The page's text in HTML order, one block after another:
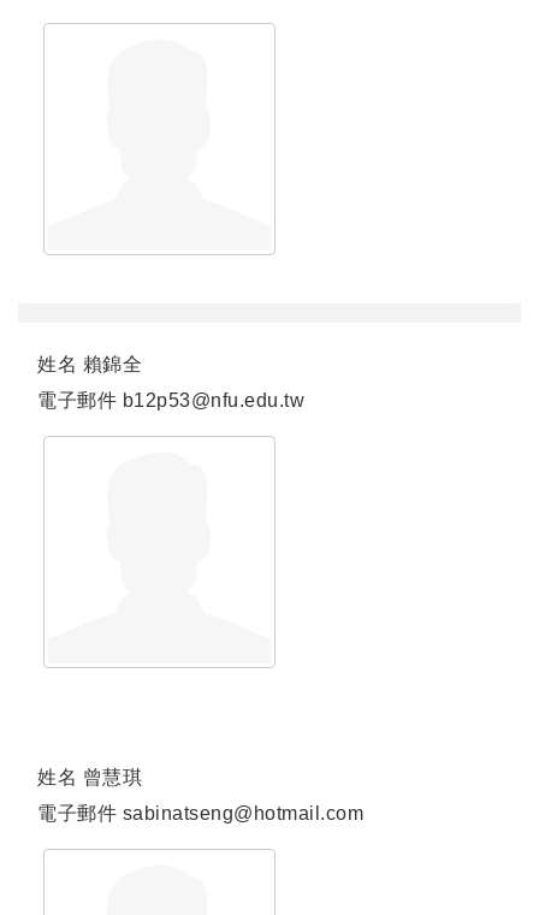
姓名 賴錦全
電子郵件 b12p53@nfu.edu.tw
姓名 曾慧琪
電子郵件 sabinatseng@hotmail.com